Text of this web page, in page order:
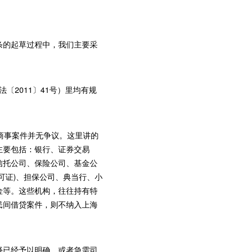
的起草过程中，我们主要采
〔2011〕41号）里均有规
案件并无争议。这里讲的
包括：银行、证券交易
公司、保险公司、基金公
证)、担保公司、典当行、小
。这些机构，往往持有特
借贷案件，则不纳入上海